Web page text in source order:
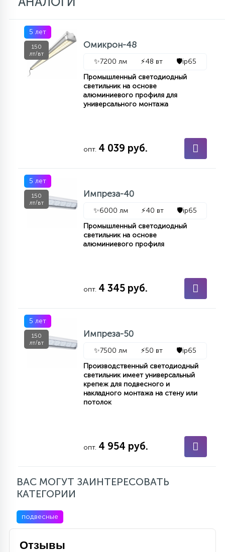
5 лет
150
лт/вт
Омикрон-48
✨7200 лм ⚡48 вт 🛡️ip65
Промышленный светодиодный
светильник на основе
алюминиевого профиля для
универсального монтажа
опт. 4 039 руб.
5 лет
150
лт/вт
Импреза-40
✨6000 лм ⚡40 вт 🛡️ip65
Промышленный светодиодный
светильник на основе
алюминиевого профиля
опт. 4 345 руб.
5 лет
150
лт/вт
Импреза-50
✨7500 лм ⚡50 вт 🛡️ip65
Производственный светодиодный
светильник имеет универсальный
крепеж для подвесного и
накладного монтажа на стену или
потолок
опт. 4 954 руб.
ВАС МОГУТ ЗАИНТЕРЕСОВАТЬ
КАТЕГОРИИ
подвесные
Отзывы